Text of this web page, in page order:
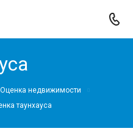
Оценка недвижимости
таунхауса